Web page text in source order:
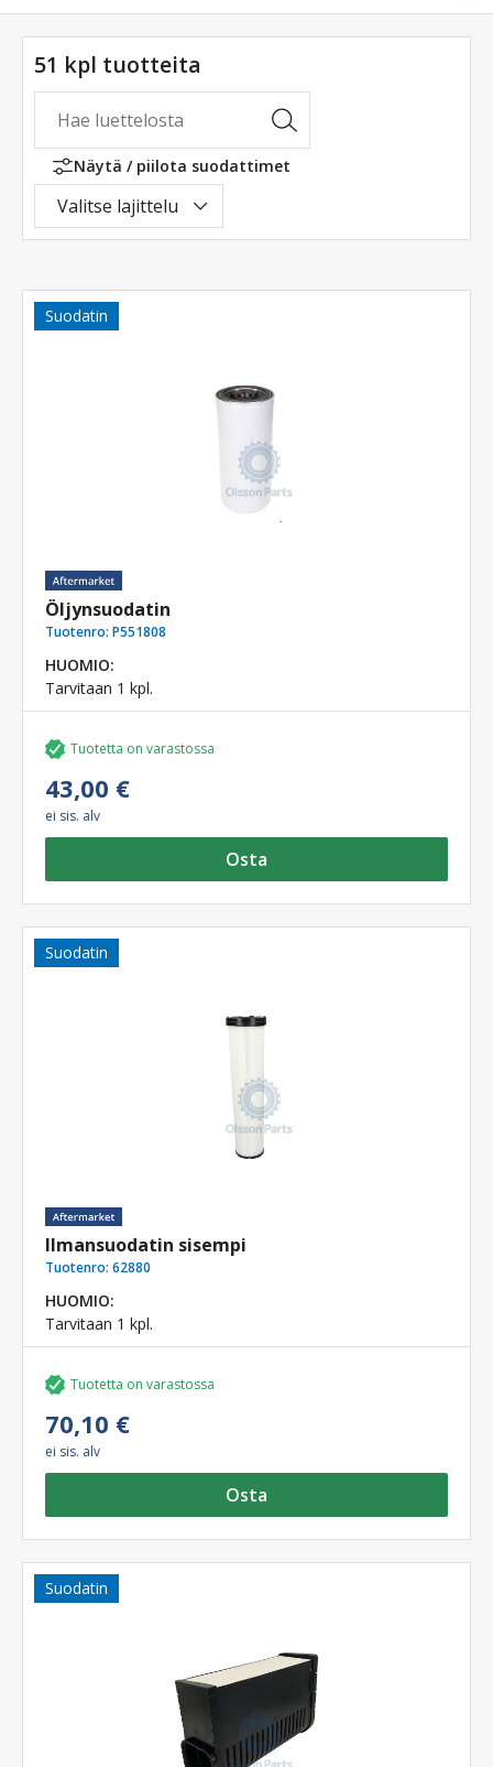
51 kpl tuotteita
Näytä / piilota suodattimet
Valitse lajittelu
Suodatin
Öljynsuodatin
Tuotenro: P551808
HUOMIO:
Tarvitaan 1 kpl.
Tuotetta on varastossa
43,00 €
ei sis. alv
Osta
Suodatin
Ilmansuodatin sisempi
Tuotenro: 62880
HUOMIO:
Tarvitaan 1 kpl.
Tuotetta on varastossa
70,10 €
ei sis. alv
Osta
Suodatin